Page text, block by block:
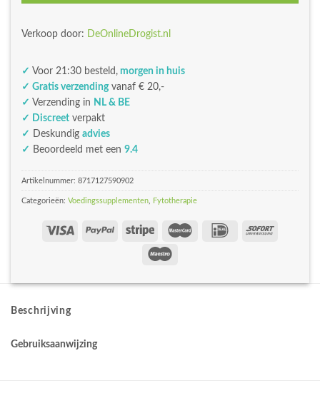
Verkoop door: DeOnlineDrogist.nl
✓ Voor 21:30 besteld, morgen in huis
✓ Gratis verzendingvanaf € 20,-
✓ Verzending in NL & BE
✓ Discreet verpakt
✓
Deskundig advies
✓ Beoordeeld met een 9.4
Artikelnummer: 8717127590902
Categorieën: Voedingssupplementen Fytotherapie
Beschrijving
Gebruiksaanwijzing